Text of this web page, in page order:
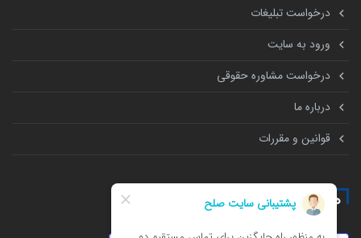
درخواست تبلیغات
ورود به سایت
درخواست مشاوره حقوقی
درباره ما
قوانین و مقررات
همه چیز درباره